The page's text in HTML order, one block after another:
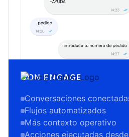
CON ENGAGE
Conversaciones
Flujos automatizados
Más contexto operativo
Acciones ejecutadas